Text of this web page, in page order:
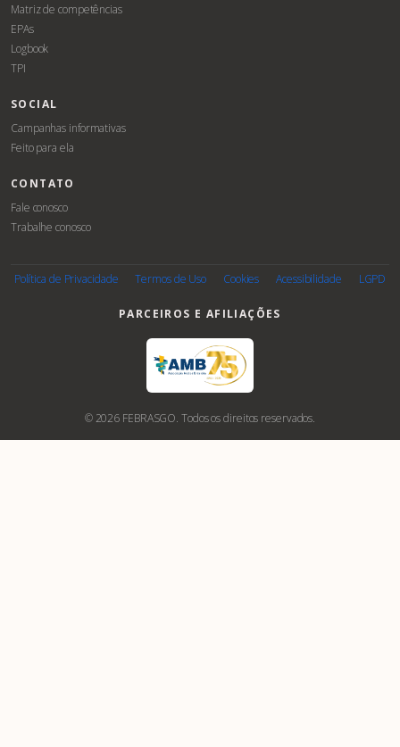
Matriz de competências
EPAs
Logbook
TPI
SOCIAL
Campanhas informativas
Feito para ela
CONTATO
Fale conosco
Trabalhe conosco
Política de Privacidade Termos de Uso Cookies Acessibilidade LGPD
PARCEIROS E AFILIAÇÕES
© 2026 FEBRASGO. Todos os direitos reservados.